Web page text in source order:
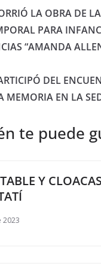
LA OBRA DE
PARA
“AMANDA
DEL
MEMORIA EN LA
te puede
Y
2023